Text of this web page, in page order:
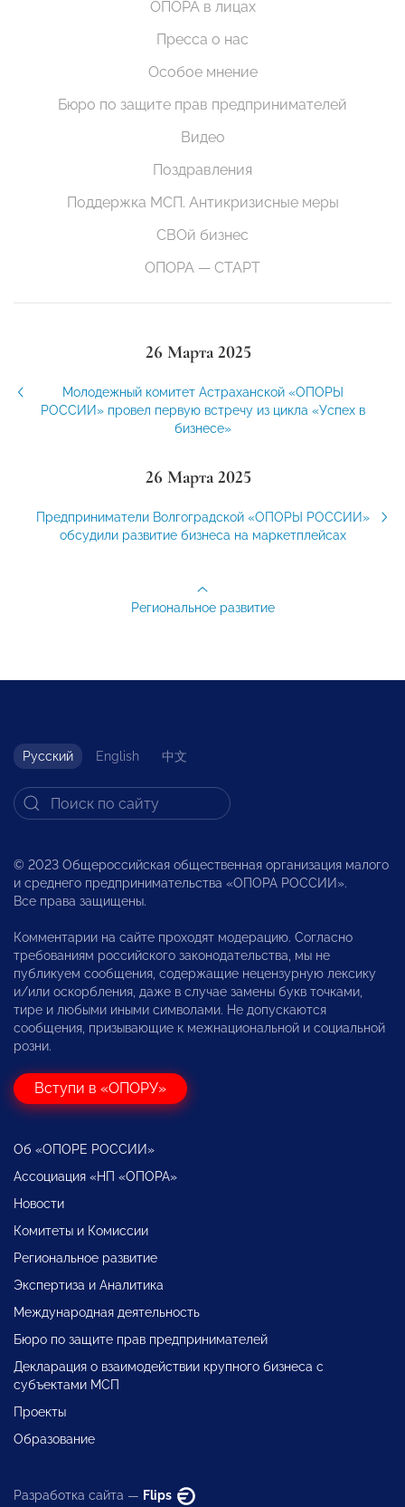
ОПОРА в лицах
Пресса о нас
Особое мнение
Бюро по защите прав предпринимателей
Видео
Поздравления
Поддержка МСП. Антикризисные меры
СВОй бизнес
ОПОРА — СТАРТ
26 Марта 2025
Молодежный комитет Астраханской «ОПОРЫ
РОССИИ» провел первую встречу из цикла «Успех в
бизнесе»
26 Марта 2025
Предприниматели Волгоградской «ОПОРЫ РОССИИ»
обсудили развитие бизнеса на маркетплейсах
Региональное развитие
Русский English 中文
© 2023 Общероссийская общественная организация малого
и среднего предпринимательства «ОПОРА РОССИИ».
Все права защищены.
Комментарии на сайте проходят модерацию. Согласно
требованиям российского законодательства, мы не
публикуем сообщения, содержащие нецензурную лексику
и/или оскорбления, даже в случае замены букв точками,
тире и любыми иными символами. Не допускаются
сообщения, призывающие к межнациональной и социальной
розни.
Вступи в «ОПОРУ»
Об «ОПОРЕ РОССИИ»
Ассоциация «НП «ОПОРА»
Новости
Комитеты и Комиссии
Региональное развитие
Экспертиза и Аналитика
Международная деятельность
Бюро по защите прав предпринимателей
Декларация о взаимодействии крупного бизнеса с
субъектами МСП
Проекты
Образование
Разработка сайта — Flips